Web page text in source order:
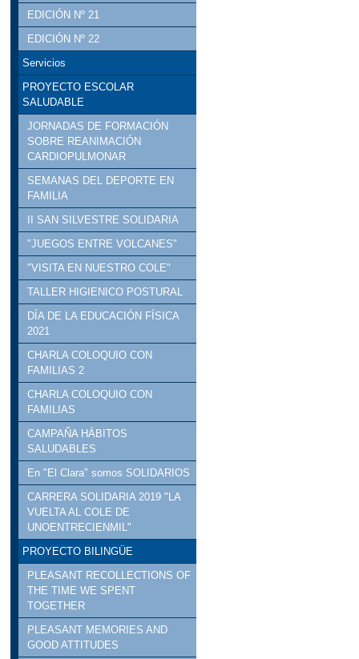
EDICIÓN Nº 21
EDICIÓN Nº 22
Servicios
PROYECTO ESCOLAR
SALUDABLE
JORNADAS DE FORMACIÓN
SOBRE REANIMACIÓN
CARDIOPULMONAR
SEMANAS DEL DEPORTE EN
FAMILIA
II SAN SILVESTRE SOLIDARIA
"JUEGOS ENTRE VOLCANES"
"VISITA EN NUESTRO COLE"
TALLER HIGIENICO POSTURAL
DÍA DE LA EDUCACIÓN FÍSICA
2021
CHARLA COLOQUIO CON
FAMILIAS 2
CHARLA COLOQUIO CON
FAMILIAS
CAMPAÑA HÁBITOS
SALUDABLES
En "El Clara" somos SOLIDARIOS
CARRERA SOLIDARIA 2019 "LA
VUELTA AL COLE DE
UNOENTRECIENMIL"
PROYECTO BILINGÜE
PLEASANT RECOLLECTIONS OF
THE TIME WE SPENT
TOGETHER
PLEASANT MEMORIES AND
GOOD ATTITUDES